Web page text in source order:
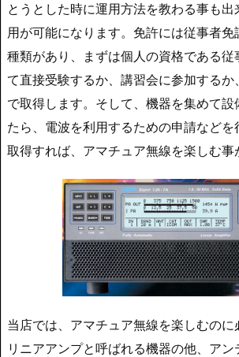
とうとした時に運用方法を教わる事も
用が可能になります。免許には従事者
種類があり、まずは個人の資格である従
て直接受験するか、講習会に参加する
で取得します。そして、機器を集めて設
たら、電波を利用するための申請などを
取得すれば、アマチュア無線を楽しむ事
当店では、アマチュア無線を楽しむのに
リニアアンプと呼ばれる機器の他、アン